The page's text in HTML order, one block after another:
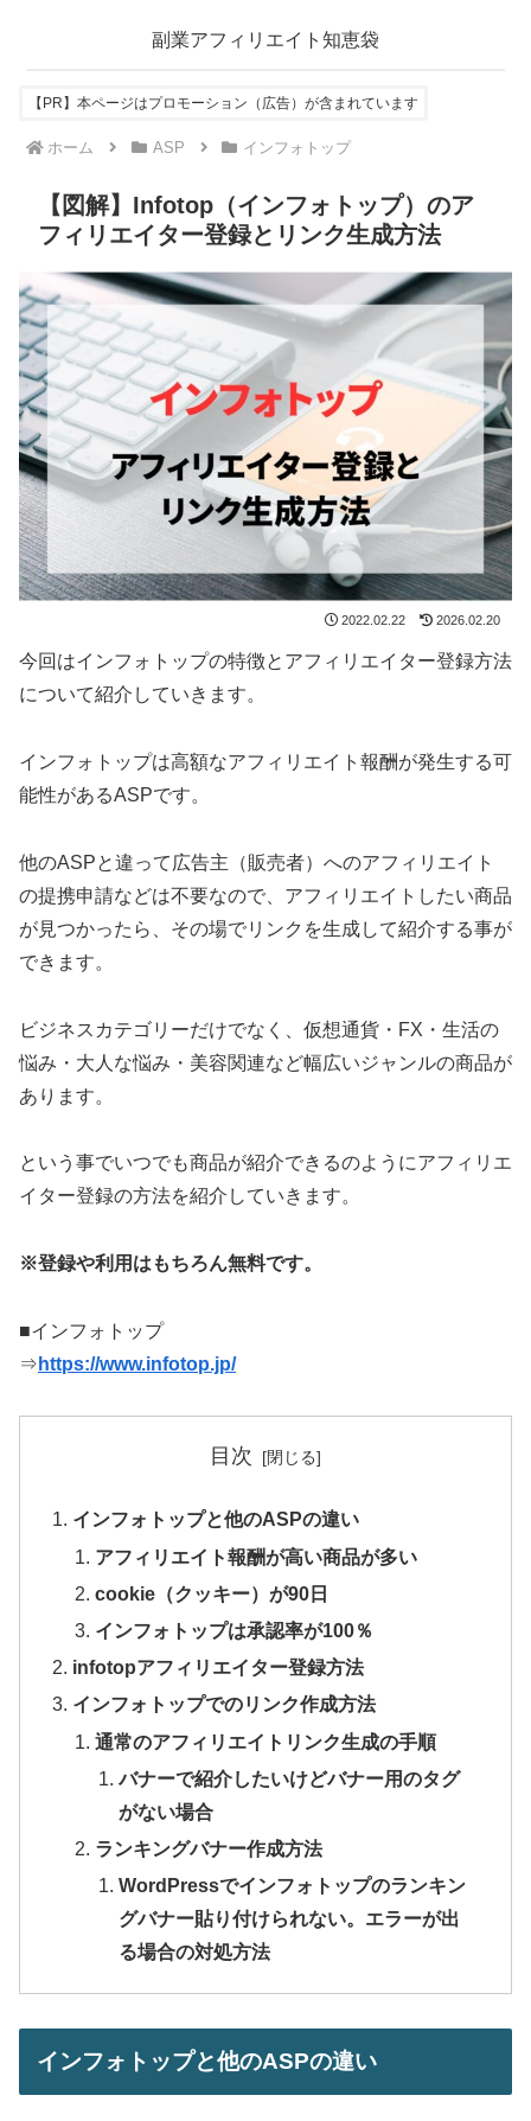
副業アフィリエイト知恵袋
【PR】本ページはプロモーション（広告）が含まれています
ホーム ASP インフォトップ
【図解】Infotop（インフォトップ）のア
フィリエイター登録とリンク生成方法
2022.02.22 2026.02.20
今回はインフォトップの特徴とアフィリエイター登録方法
について紹介していきます。
インフォトップは高額なアフィリエイト報酬が発生する可
能性があるASPです。
他のASPと違って広告主（販売者）へのアフィリエイト
の提携申請などは不要なので、アフィリエイトしたい商品
が見つかったら、その場でリンクを生成して紹介する事が
できます。
ビジネスカテゴリーだけでなく、仮想通貨・FX・生活の
悩み・大人な悩み・美容関連など幅広いジャンルの商品が
あります。
という事でいつでも商品が紹介できるのようにアフィリエ
イター登録の方法を紹介していきます。
※登録や利用はもちろん無料です。
■インフォトップ
⇒ https://www.infotop.jp/
目次
インフォトップと他のASPの違い
アフィリエイト報酬が高い商品が多い
cookie（クッキー）が90日
インフォトップは承認率が100％
infotopアフィリエイター登録方法
インフォトップでのリンク作成方法
通常のアフィリエイトリンク生成の手順
バナーで紹介したいけどバナー用のタグ
がない場合
ランキングバナー作成方法
WordPressでインフォトップのランキン
グバナー貼り付けられない。エラーが出
る場合の対処方法
インフォトップと他のASPの違い